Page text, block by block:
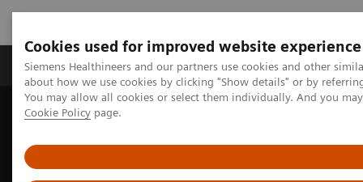
Cookies used for improved website experience
Siemens Healthineers and our partners use cookies and other
about how we use cookies by clicking "Show details" or by
You may allow all cookies or select them individually. And you
Cookie Policy page.
Zobrazovací technika Laboratorní diagnostika
Home Zobrazovací technika